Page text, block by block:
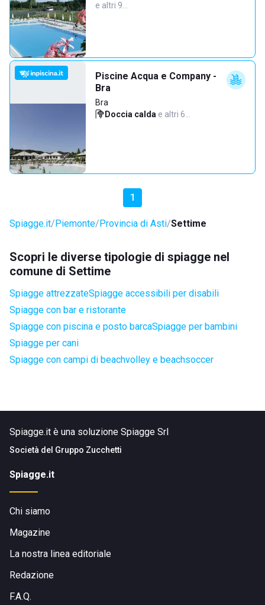
e altri 9…
Piscine Acqua e Company -
Bra
Bra
Doccia calda·e altri 6…
1
Spiagge.it Piemonte Provincia di Asti Settime
Scopri le diverse tipologie di spiagge nel
comune di Settime
Spiagge attrezzateSpiagge accessibili per disabili
Spiagge con bar e ristorante
Spiagge con piscina e posto barcaSpiagge per bambini
Spiagge per cani
Spiagge con campi di beachvolley e beachsoccer
Spiagge.it è una soluzione Spiagge Srl
Società del Gruppo Zucchetti
Spiagge.it
Chi siamo
Magazine
La nostra linea editoriale
Redazione
F.A.Q.